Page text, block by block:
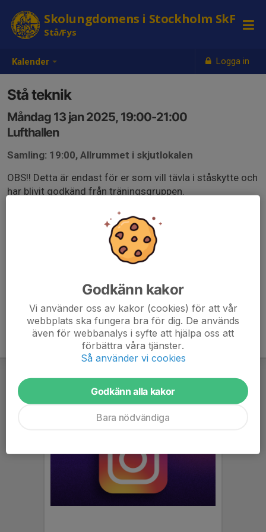
Kalender Logga in
Skolungdomens i Stockholm SkF
Stå/Fys
Stå teknik
Måndag 13 jan 2025, 19:00-21:00
Lufthallen
Samling: 19:00, Allrummet i skjutlokalen
OBS!! Detta är endast för er som vill tävla i ståskytte och
har blivit godkänd från träningsgruppen.
Krav är att ni deltar regelbundet på söndagarna( hög
närvaro i Teknik, fys, mental strategi).
Vid intresse, kontakta ledare för träningsgruppen
Godkänn kakor
Vi använder oss av kakor (cookies) för att vår
webbplats ska fungera bra för dig. De används
även för webbanalys i syfte att hjälpa oss att
förbättra våra tjänster.
Så använder vi cookies
Godkänn alla kakor
Bara nödvändiga